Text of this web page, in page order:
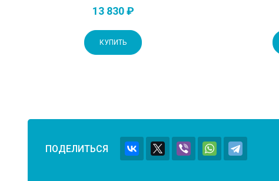
13 830 ₽
КУПИТЬ
ПОДЕЛИТЬСЯ